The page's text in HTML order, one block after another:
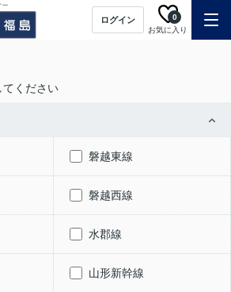
ログイン
お気に入り
0
てください
磐越東線
磐越西線
水郡線
山形新幹線